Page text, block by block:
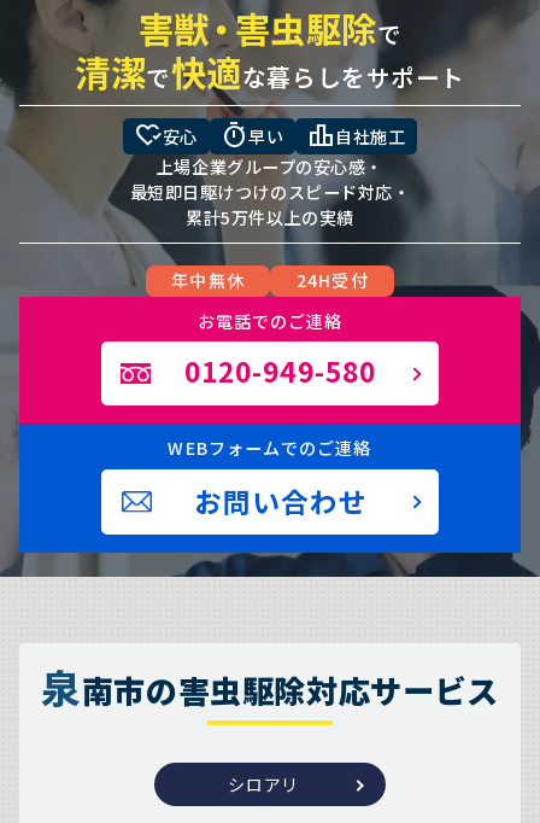
害獣・害虫駆除で
清潔で快適な暮らしをサポート
heart_check安心 timer早い leaderboard 自社施工
上場企業グループの安心感・
最短即日駆けつけのスピード対応・
累計5万件以上の実績
年中無休
24H受付
お電話でのご連絡
0120-949-580
WEBフォームでのご連絡
お問い合わせ
泉南市の害虫駆除対応サービス
シロアリ